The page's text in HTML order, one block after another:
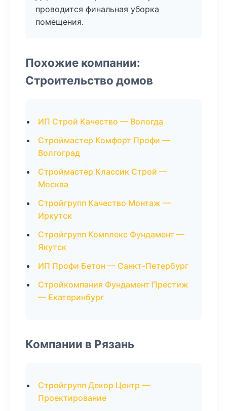
проводится финальная уборка
помещения.
Похожие компании:
Строительство домов
ИП Строй Качество — Вологда
Строймастер Комфорт Профи —
Волгоград
Строймастер Классик Строй —
Москва
Стройгрупп Качество Монтаж —
Иркутск
Стройгрупп Комплекс Фундамент —
Якутск
ИП Профи Бетон — Санкт-Петербург
Стройкомпания Фундамент Престиж
— Екатеринбург
Компании в Рязань
Стройгрупп Декор Центр —
Проектирование